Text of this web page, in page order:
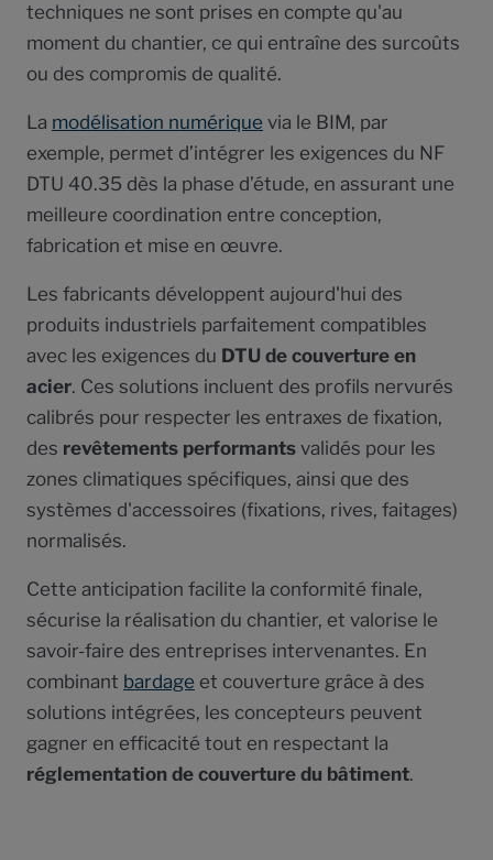
techniques ne sont prises en compte qu'au
moment du chantier, ce qui entraîne des surcoûts
ou des compromis de qualité.
La modélisation numérique via le BIM, par
exemple, permet d’intégrer les exigences du NF
DTU 40.35 dès la phase d’étude, en assurant une
meilleure coordination entre conception,
fabrication et mise en œuvre.
Les fabricants développent aujourd'hui des
produits industriels parfaitement compatibles
avec les exigences du DTU de couverture en
acier. Ces solutions incluent des profils nervurés
calibrés pour respecter les entraxes de fixation,
des revêtements performants validés pour les
zones climatiques spécifiques, ainsi que des
systèmes d'accessoires (fixations, rives, faitages)
normalisés.
Cette anticipation facilite la conformité finale,
sécurise la réalisation du chantier, et valorise le
savoir-faire des entreprises intervenantes. En
combinant bardage et couverture grâce à des
solutions intégrées, les concepteurs peuvent
gagner en efficacité tout en respectant la
réglementation de couverture du bâtiment.